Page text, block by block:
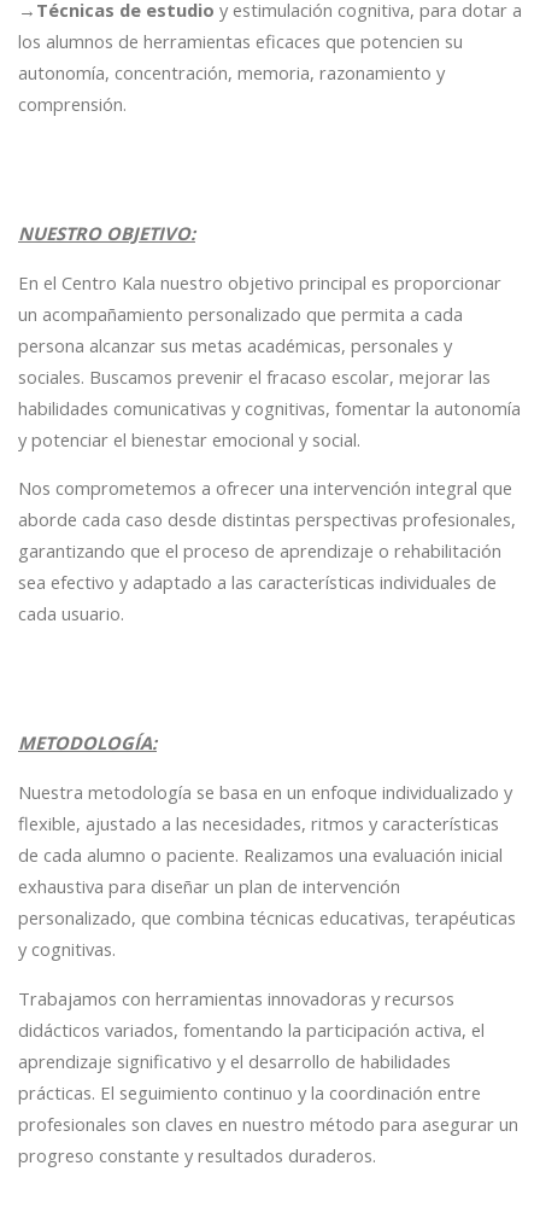
→ Técnicas de estudio y estimulación cognitiva, para dotar a
los alumnos de herramientas eficaces que potencien su
autonomía, concentración, memoria, razonamiento y
comprensión.
NUESTRO OBJETIVO:
En el Centro Kala nuestro objetivo principal es proporcionar
un acompañamiento personalizado que permita a cada
persona alcanzar sus metas académicas, personales y
sociales. Buscamos prevenir el fracaso escolar, mejorar las
habilidades comunicativas y cognitivas, fomentar la autonomía
y potenciar el bienestar emocional y social.
Nos comprometemos a ofrecer una intervención integral que
aborde cada caso desde distintas perspectivas profesionales,
garantizando que el proceso de aprendizaje o rehabilitación
sea efectivo y adaptado a las características individuales de
cada usuario.
METODOLOGÍA:
Nuestra metodología se basa en un enfoque individualizado y
flexible, ajustado a las necesidades, ritmos y características
de cada alumno o paciente. Realizamos una evaluación inicial
exhaustiva para diseñar un plan de intervención
personalizado, que combina técnicas educativas, terapéuticas
y cognitivas.
Trabajamos con herramientas innovadoras y recursos
didácticos variados, fomentando la participación activa, el
aprendizaje significativo y el desarrollo de habilidades
prácticas. El seguimiento continuo y la coordinación entre
profesionales son claves en nuestro método para asegurar un
progreso constante y resultados duraderos.